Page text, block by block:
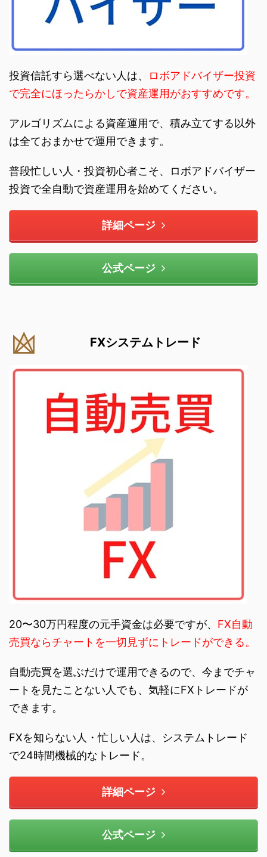
投資信託すら選べない人は、
ロボアドバイザー投資
で完全にほったらかしで資産運用がおすすめです。
アルゴリズムによる資産運用で、積み立てする以外
は全ておまかせで運用できます。
普段忙しい人・投資初心者こそ、ロボアドバイザー
投資で全自動で資産運用を始めてください。
詳細ページ
公式ページ
FXシステムトレード
20〜30万円程度の元手資金は必要ですが、 FX自動
売買ならチャートを一切見ずにトレードができる。
自動売買を選ぶだけで運用できるので、今までチャ
ートを見たことない人でも、気軽にFXトレードが
できます。
FXを知らない人・忙しい人は、システムトレード
で24時間機械的なトレード。
詳細ページ
公式ページ